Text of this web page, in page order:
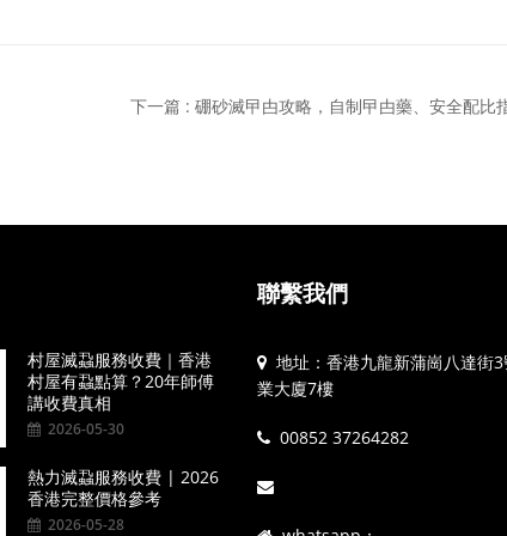
下一篇 : 硼砂滅曱甴攻略，自制曱甴藥、安全配比
村屋滅蝨服務收費｜香港
村屋有蝨點算？20年師傅
講收費真相
2026-05-30
熱力滅蝨服務收費 | 2026
香港完整價格參考
2026-05-28
聯繫我們
地址：香港九龍新蒲崗八達街
業大廈7樓
00852 37264282